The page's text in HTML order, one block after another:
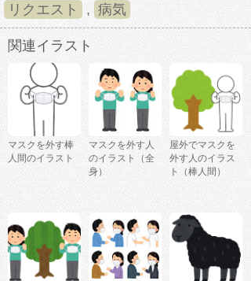
リクエスト , 病気
関連イラスト
マスクを外す棒
人間のイラスト
マスクを外す人
のイラスト（全
身）
屋外でマスクを
外す人のイラス
ト（棒人間）